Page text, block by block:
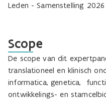
Leden - Samenstelling 2026
Scope
De scope van dit
translationeel en klinisch
informatica, genetica,
ontwikkelings- en